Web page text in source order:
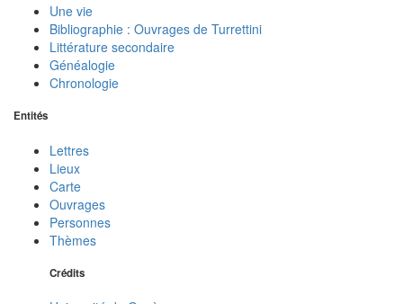
Une vie
Bibliographie : Ouvrages de Turrettini
Littérature secondaire
Généalogie
Chronologie
Entités
Lettres
Lieux
Carte
Ouvrages
Personnes
Thèmes
Crédits